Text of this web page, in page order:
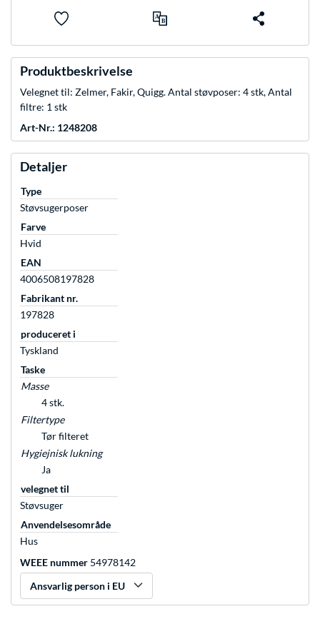
Produktbeskrivelse
Velegnet til: Zelmer, Fakir, Quigg. Antal støvposer: 4 stk, Antal
filtre: 1 stk
Art-Nr.: 1248208
Detaljer
Type
Støvsugerposer
Farve
Hvid
EAN
4006508197828
Fabrikant nr.
197828
produceret i
Tyskland
Taske
Masse
4 stk.
Filtertype
Tør filteret
Hygiejnisk lukning
Ja
velegnet til
Støvsuger
Anvendelsesområde
Hus
WEEE nummer 54978142
Ansvarlig person i EU